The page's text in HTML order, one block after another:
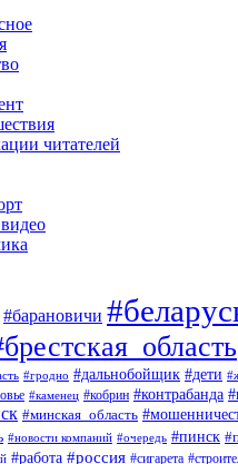
читателей
#барановичи
#гродно #дальнобойщик #дети
#каменец #кобрин #контрабанда
#минская_область
#новости компаний #очередь #пинск
#работа #россия #сигарета